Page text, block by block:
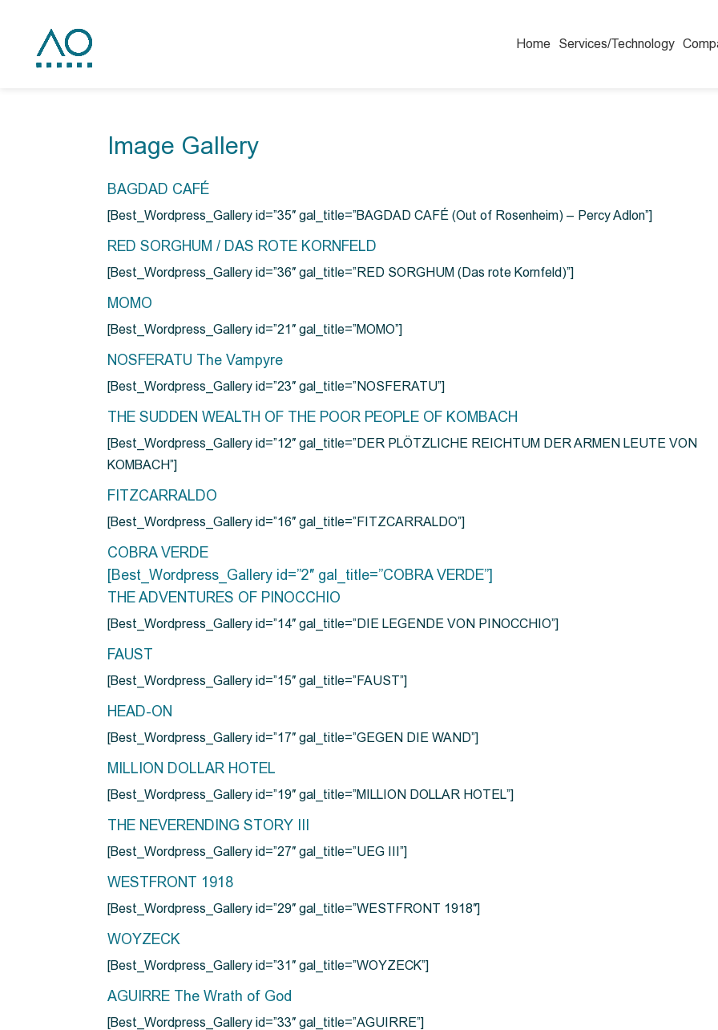
Home Services/Technology
Image Gallery
BAGDAD CAFÉ
[Best_Wordpress_Gallery id=”35″ gal_title=”BAGDAD CAFÉ (Out of Rosenheim) – Percy Adlon”]
RED SORGHUM / DAS ROTE KORNFELD
[Best_Wordpress_Gallery id=”36″ gal_title=”RED SORGHUM (Das rote Kornfeld)”]
MOMO
[Best_Wordpress_Gallery id=”21″ gal_title=”MOMO”]
NOSFERATU The Vampyre
[Best_Wordpress_Gallery id=”23″ gal_title=”NOSFERATU”]
THE SUDDEN WEALTH OF THE POOR PEOPLE OF KOMBACH
[Best_Wordpress_Gallery id=”12″ gal_title=”DER PLÖTZLICHE REICHTUM DER ARMEN LEUTE VON
KOMBACH”]
FITZCARRALDO
[Best_Wordpress_Gallery id=”16″ gal_title=”FITZCARRALDO”]
COBRA VERDE
[Best_Wordpress_Gallery id=”2″ gal_title=”COBRA VERDE”]
THE ADVENTURES OF PINOCCHIO
[Best_Wordpress_Gallery id=”14″ gal_title=”DIE LEGENDE VON PINOCCHIO”]
FAUST
[Best_Wordpress_Gallery id=”15″ gal_title=”FAUST”]
HEAD-ON
[Best_Wordpress_Gallery id=”17″ gal_title=”GEGEN DIE WAND”]
MILLION DOLLAR HOTEL
[Best_Wordpress_Gallery id=”19″ gal_title=”MILLION DOLLAR HOTEL”]
THE NEVERENDING STORY III
[Best_Wordpress_Gallery id=”27″ gal_title=”UEG III”]
WESTFRONT 1918
[Best_Wordpress_Gallery id=”29″ gal_title=”WESTFRONT 1918″]
WOYZECK
[Best_Wordpress_Gallery id=”31″ gal_title=”WOYZECK”]
AGUIRRE The Wrath of God
[Best_Wordpress_Gallery id=”33″ gal_title=”AGUIRRE”]